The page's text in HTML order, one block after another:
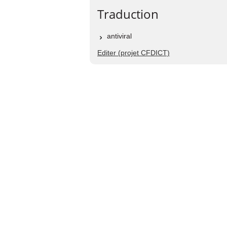
Traduction
antiviral
Editer (projet CFDICT)